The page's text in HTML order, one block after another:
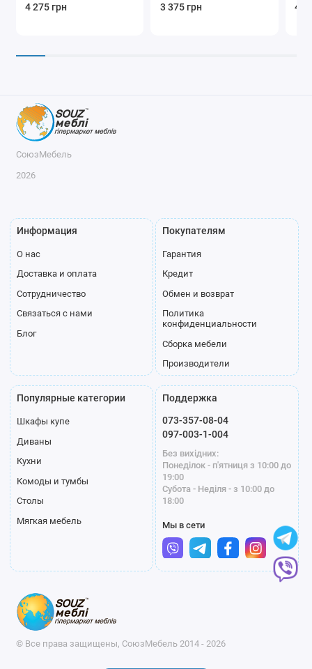
4 275 грн 3 375 грн 4
СоюзМебель
2026
Информация
О нас
Доставка и оплата
Сотрудничество
Связаться с нами
Блог
Покупателям
Гарантия
Кредит
Обмен и возврат
Политика
конфиденциальности
Сборка мебели
Производители
Популярные категории
Шкафы купе
Диваны
Кухни
Комоды и тумбы
Столы
Мягкая мебель
Поддержка
073-357-08-04
097-003-1-004
Без вихідних:
Понеділок - п'ятниця з 10:00 до
19:00
Субота - Неділя - з 10:00 до
18:00
Мы в сети
© Все права защищены, СоюзМебель 2014 - 2026